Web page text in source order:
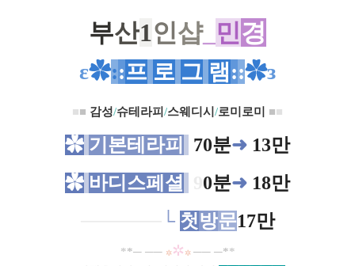
부산1인샵_ 민경
ε✿::프 로 그 램::✿з
■■ 감성/슈테라피 /스웨디시 /로미로미 ■■
✿ 기본테라피 70분➜ 13만
✿ 바디스페셜 0분➜ 18만
└ 첫방문17만
**─ ── ✲✲ ✲ ── ─**